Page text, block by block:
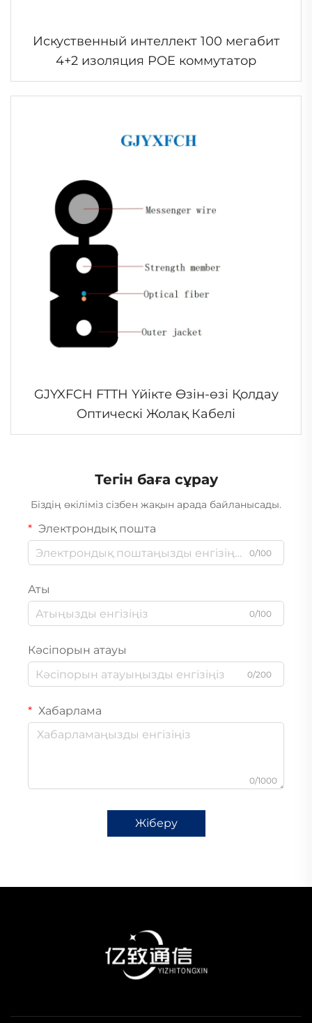
Искуственный интеллект 100 мегабит
4+2 изоляция POE коммутатор
GJYXFCH FTTH Үйікте Өзін-өзі Қолдау
Оптическі Жолақ Кабелі
Тегін баға сұрау
Біздің өкіліміз сізбен жақын арада байланысады.
Электрондық пошта
0/100
Аты
0/100
Кәсіпорын атауы
0/200
Хабарлама
0/1000
Жіберу